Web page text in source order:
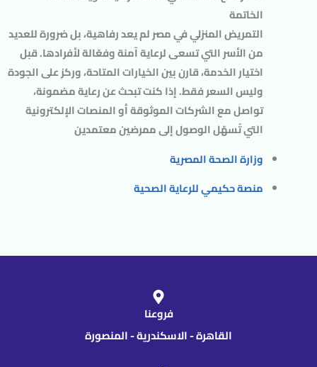
الخاتمة
التمريض المنزلي في مصر لم يعد رفاهية، بل ضرورة للعديد
من الأسر التي تسعى لرعاية آمنة وفعّالة لأفرادها. قبل
اختيار الخدمة، قارن بين الخيارات المتاحة، وركز على الجودة
وليس السعر فقط. إذا كنت تبحث عن رعاية مضمونة،
تواصل مع الشركات الموثوقة أو المنصات الإلكترونية
التي تُسهّل الوصول إلى ممرضين معتمدين
وزارة الصحة المصرية
منصة حكيمي للرعاية الصحية
فروعنا
القاهرة - الاسكندرية - المنصورة